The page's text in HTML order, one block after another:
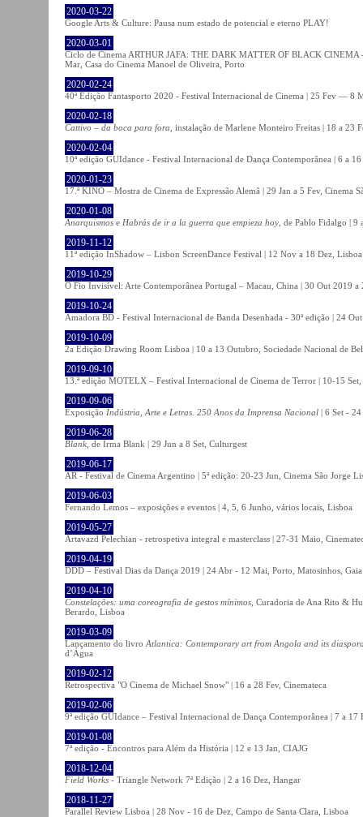
2020-03-22
Google Arts & Culture: Pausa num estado de potencial e eterno PLAY!
2020-03-01
Ciclo de Cinema ARTHUR JAFA: THE DARK MATTER OF BLACK
Mar, Casa do Cinema Manoel de Oliveira, Porto
2020-02-24
40ª Edição Fantasporto 2020 - Festival Internacional de Cinema | 25 Fev — 8
2020-02-18
Cattivo – da boca para fora , instalação de Marlene Monteiro Freitas | 18 a
2020-02-04
10ª edição GUIdance - Festival Internacional de Dança Contemporânea | 6 a
2020-01-23
17.ª KINO – Mostra de Cinema de Expressão Alemã | 29 Jan a 5 Fev, Cinema
2020-01-08
Anarquismos e Habrás de ir a la guerra que empieza hoy , de Pablo Fidalgo |
2019-11-12
11ª edição InShadow – Lisbon ScreenDance Festival | 12 Nov a 18 Dez, Lisboa
2019-10-29
O Fio Invisível: Arte Contemporânea Portugal – Macau, China | 30 Out 2019
2019-10-24
Amadora BD - Festival Internacional de Banda Desenhada - 30ª edição | 24
2019-10-09
2a Edição Drawing Room Lisboa | 10 a 13 Outubro, Sociedade Nacional de
2019-09-10
13.ª edição MOTELX – Festival Internacional de Cinema de Terror | 10-15
2019-09-06
Exposição Indústria, Arte e Letras. 250 Anos da Imprensa Nacional | 6 Set -
2019-06-28
Blank , de Irma Blank | 29 Jun a 8 Set, Culturgest
2019-06-17
AR - Festival de Cinema Argentino | 5ª edição: 20-23 Jun, Cinema São Jorge
2019-06-03
Fernando Lemos – exposições e eventos | 4, 5, 6 Junho, vários locais, Lisboa
2019-05-27
Artavazd Pelechian - retrospetiva integral e masterclass | 27-31 Maio,
2019-04-19
DDD – Festival Dias da Dança 2019 | 24 Abr - 12 Mai, Porto, Matosinhos, Gaia
2019-04-10
Constelações: uma coreografia de gestos mínimos , Curadoria de Ana Rito &
Berardo, Lisboa
2019-03-09
Lançamento do livro Atlantica: Contemporary art from Angola and its
d’Água
2019-02-12
Retrospectiva "O Cinema de Michael Snow" | 16 a 28 Fev, Cinemateca
2019-02-06
9ª edição GUIdance – Festival Internacional de Dança Contemporânea | 7 a 17
2019-01-08
7ª edição - Encontros para Além da História | 12 e 13 Jan, CIAJG
2018-12-04
Field Works - Triangle Network 7ª Edição | 2 a 16 Dez, Hangar
2018-11-27
Parallel Review Lisboa | 28 Nov - 16 de Dez, Campo de Santa Clara, Lisboa